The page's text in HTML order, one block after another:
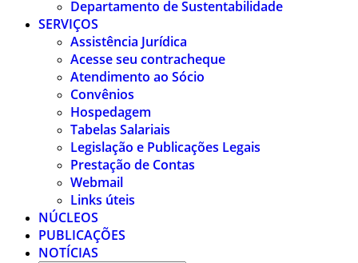
Departamento de Sustentabilidade
SERVIÇOS
Assistência Jurídica
Acesse seu contracheque
Atendimento ao Sócio
Convênios
Hospedagem
Tabelas Salariais
Legislação e Publicações Legais
Prestação de Contas
Webmail
Links úteis
NÚCLEOS
PUBLICAÇÕES
NOTÍCIAS